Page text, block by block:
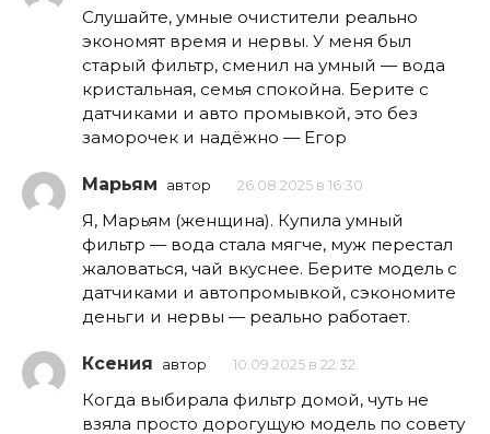
Слушайте, умные очистители реально
экономят время и нервы. У меня был
старый фильтр, сменил на умный — вода
кристальная, семья спокойна. Берите с
датчиками и авто промывкой, это без
заморочек и надёжно — Егор
Марьям автор 26.08.2025 в 16:30
Я, Марьям (женщина). Купила умный
фильтр — вода стала мягче, муж перестал
жаловаться, чай вкуснее. Берите модель с
датчиками и автопромывкой, сэкономите
деньги и нервы — реально работает.
Ксения автор 10.09.2025 в 22:32
Когда выбирала фильтр домой, чуть не
взяла просто дорогущую модель по совету